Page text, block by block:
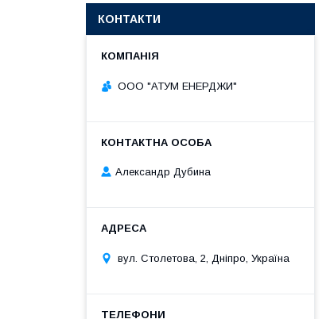
КОНТАКТИ
ООО "АТУМ ЕНЕРДЖИ"
Александр Дубина
вул. Столетова, 2, Дніпро, Україна